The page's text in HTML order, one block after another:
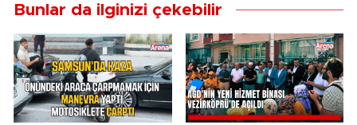
Bunlar da ilginizi çekebilir